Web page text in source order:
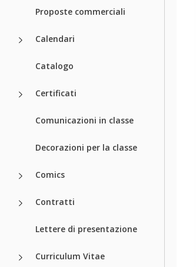
Proposte commerciali
Calendari
Catalogo
Certificati
Comunicazioni in classe
Decorazioni per la classe
Comics
Contratti
Lettere di presentazione
Curriculum Vitae